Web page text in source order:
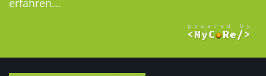
erfahren...